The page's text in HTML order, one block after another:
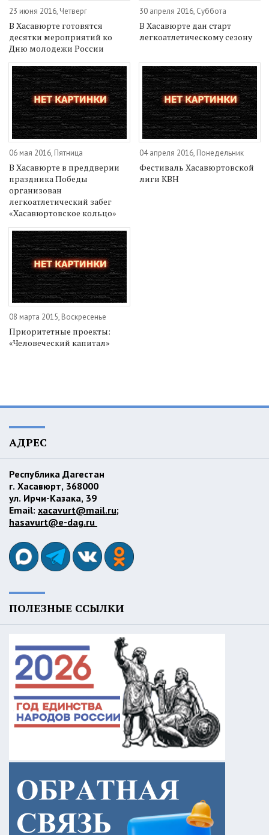
23 июня 2016, Четверг
В Хасавюрте готовятся
десятки мероприятий ко
Дню молодежи России
30 апреля 2016, Суббота
В Хасавюрте дан старт
легкоатлетическому сезону
06 мая 2016, Пятница
В Хасавюрте в преддверии
праздника Победы
организован
легкоатлетический забег
«Хасавюртовское кольцо»
04 апреля 2016, Понедельник
Фестиваль Хасавюртовской
лиги КВН
08 марта 2015, Воскресенье
Приоритетные проекты:
«Человеческий капитал»
АДРЕС
Республика Дагестан
г. Хасавюрт, 368000
ул. Ирчи-Казака, 39
Email: xacavurt@mail.ru;
hasavurt@e-dag.ru
ПОЛЕЗНЫЕ ССЫЛКИ